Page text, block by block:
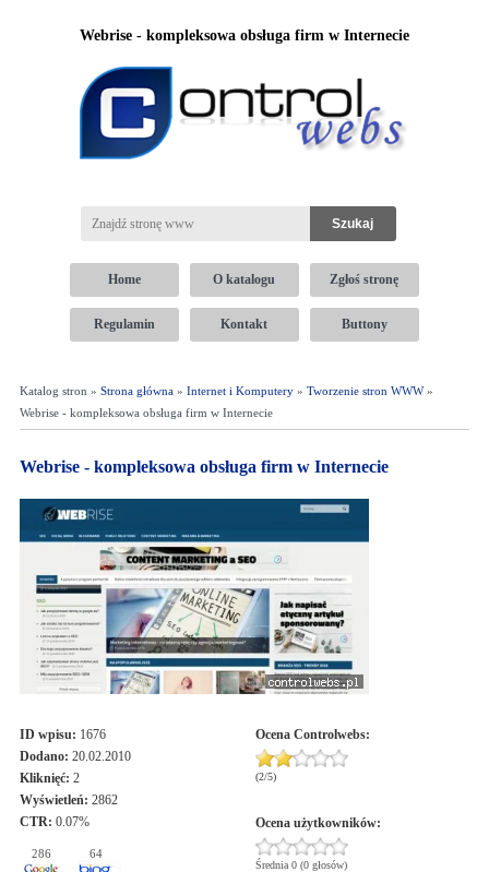
Webrise - kompleksowa obsługa firm w Internecie
Home O katalogu Zgłoś stronę
Regulamin Kontakt Buttony
Katalog stron » Strona główna» Internet i Komputery» Tworzenie stron WWW»
Webrise - kompleksowa obsługa firm w Internecie
Webrise - kompleksowa obsługa firm w Internecie
ID wpisu: 1676
Dodano: 20.02.2010
Kliknięć: 2
Wyświetleń: 2862
CTR: 0.07%
286 64
Ocena Controlwebs:
(2/5)
Ocena użytkowników:
Średnia 0 (0 głosów)